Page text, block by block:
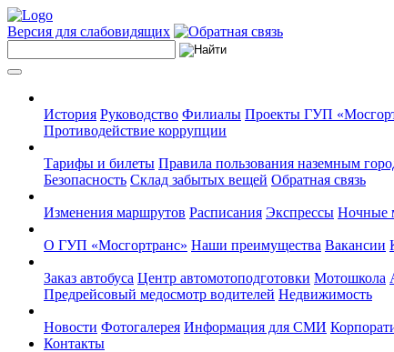
Версия для слабовидящих
История Руководство Филиалы Проекты ГУП
Противодействие коррупции
Тарифы и билеты Правила пользования наземным
Безопасность Склад забытых вещей Обратная связь
Изменения маршрутов Расписания Экспрессы Ночные
О ГУП «Мосгортранс» Наши преимущества Вакансии
Заказ автобуса Центр автомотоподготовки Мотошкола
Предрейсовый медосмотр водителей Недвижимость
Новости Фотогалерея Информация для СМИ
Контакты